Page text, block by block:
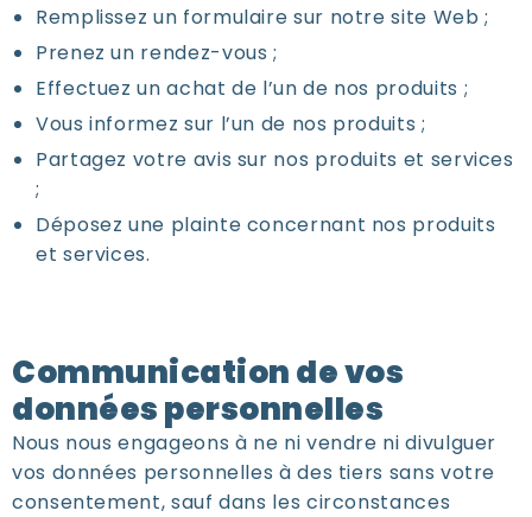
Remplissez un formulaire sur notre site Web ;
Prenez un rendez-vous ;
Effectuez un achat de l’un de nos produits ;
Vous informez sur l’un de nos produits ;
Partagez votre avis sur nos produits et services
;
Déposez une plainte concernant nos produits
et services.
Communication de vos
données personnelles
Nous nous engageons à ne ni vendre ni divulguer
vos données personnelles à des tiers sans votre
consentement, sauf dans les circonstances